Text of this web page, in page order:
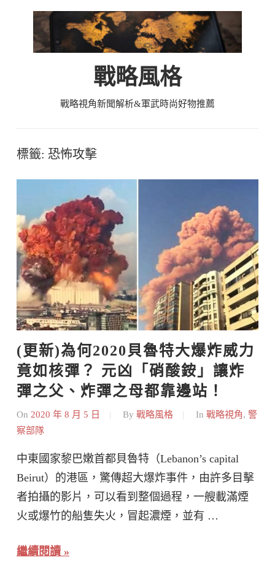
戰略風格
戰略視角新聞解析&軍武時尚好物推薦
標籤: 恐怖攻擊
(更新)為何2020貝魯特大爆炸威力
竟如核彈？ 元凶「硝酸銨」讓炸
彈之父、炸彈之母都靠邊站！
On 2020 年 8 月 5 日 By 戰略風格 In 戰略視角, 警
察部隊
中東國家黎巴嫩首都貝魯特（Lebanon’s capital
Beirut）的港區，驚傳超大爆炸事件，由許多目擊
者拍攝的影片，可以看到整個過程，一艘載滿煙
火或爆竹的船隻失火，冒起濃煙，並有 …
繼續閱讀